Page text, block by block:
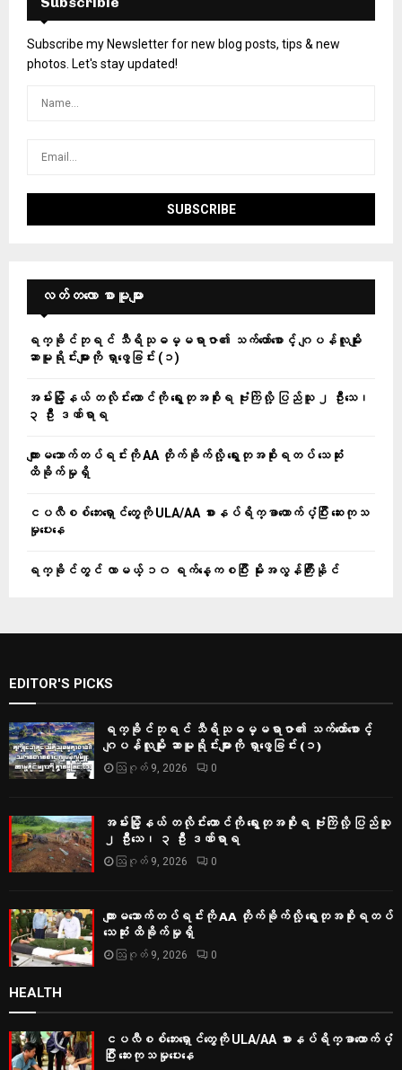
Subscribe my Newsletter for new blog posts, tips & new
photos. Let's stay updated!
လတ်တ‌လော စာမူများ
ရက္ခိုင်ဘုရင် သီရိသုဓမ္မရာဇာ၏ သက်တော်စောင့် ဂျပန်လူမျိုး
ဆာမူရိုင်းများကို ရှာဖွေခြင်း (၁)
အမ်းမြို့နယ် တလိုင်းတောင်ကို ရွေးတုအစိုးရ ဗုံးကြဲလို့ ပြည်သူ ၂ ဦးသေ၊
၃ ဦး ဒဏ်ရာရ
ကျားမသောက်တပ်ရင်းကို AA တိုက်ခိုက်လို့ ရွေးတုအစိုးရတပ် သေဆုံး
ထိခိုက်မှုရှိ
ငပလီစစ်ဘေးရှောင်တွေကို ULA/AA စားနပ်ရိက္ခာထောက်ပံ့ပြီး ဆေးကုသ
မှုပေးနေ
ရက္ခိုင်တွင် လာမယ့် ၁၀ ရက်နေ့ကစပြီး မိုးအလွန်ကြီးနိုင်
EDITOR'S PICKS
ရက္ခိုင်ဘုရင် သီရိသုဓမ္မရာဇာ၏ သက်တော်စောင့်
ဂျပန်လူမျိုး ဆာမူရိုင်းများကို ရှာဖွေခြင်း (၁)
ဩဂုတ် 9, 2026 0
အမ်းမြို့နယ် တလိုင်းတောင်ကို ရွေးတုအစိုးရ ဗုံးကြဲလို့ ပြည်သူ
၂ ဦးသေ၊ ၃ ဦး ဒဏ်ရာရ
ဩဂုတ် 9, 2026 0
ကျားမသောက်တပ်ရင်းကို AA တိုက်ခိုက်လို့ ရွေးတုအစိုးရတပ်
သေဆုံး ထိခိုက်မှုရှိ
ဩဂုတ် 9, 2026 0
HEALTH
ငပလီစစ်ဘေးရှောင်တွေကို ULA/AA စားနပ်ရိက္ခာထောက်ပံ့
ပြီး ဆေးကုသမှုပေးနေ